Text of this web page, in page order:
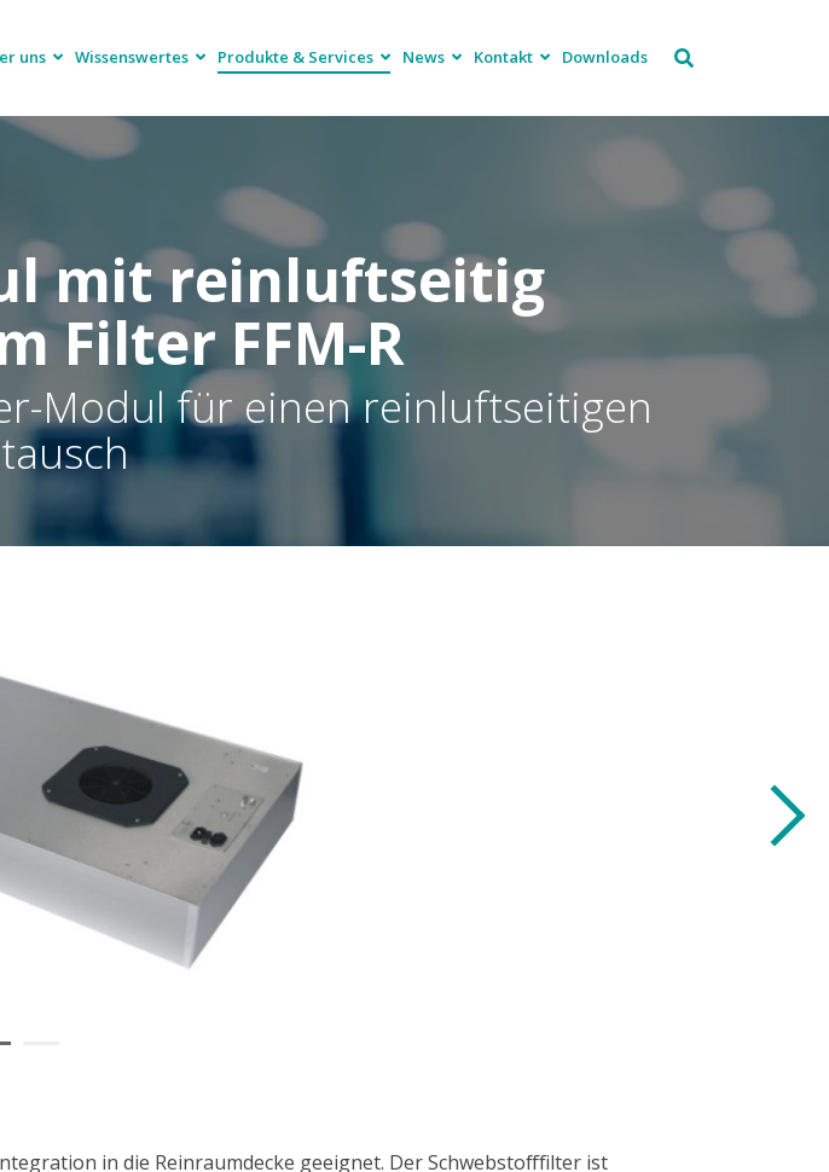
uns Wissenswertes Produkte & Services News Kontakt Downloads
mit reinluftseitig
Filter FFM-R
Modul für einen reinluftseitigen
in die Reinraumdecke geeignet. Der Schwebstofffilter ist